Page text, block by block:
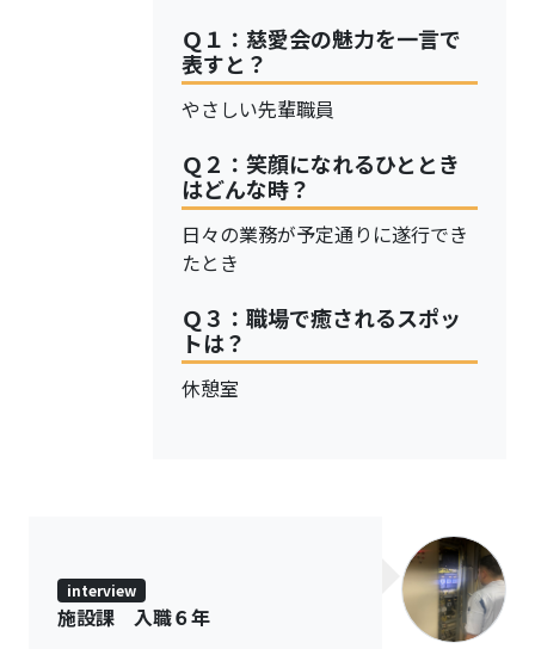
Ｑ１：慈愛会の魅力を一言で
表すと？
やさしい先輩職員
Ｑ２：笑顔になれるひととき
はどんな時？
日々の業務が予定通りに遂行でき
たとき
Ｑ３：職場で癒されるスポッ
トは？
休憩室
interview
施設課 入職６年